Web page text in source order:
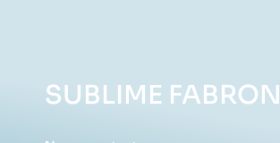
SUBLIME FABRON